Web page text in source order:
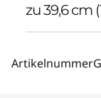
zu 39,6 cm
Artikelnummer